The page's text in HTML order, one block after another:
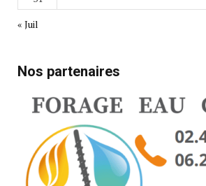
« Juil
Nos partenaires